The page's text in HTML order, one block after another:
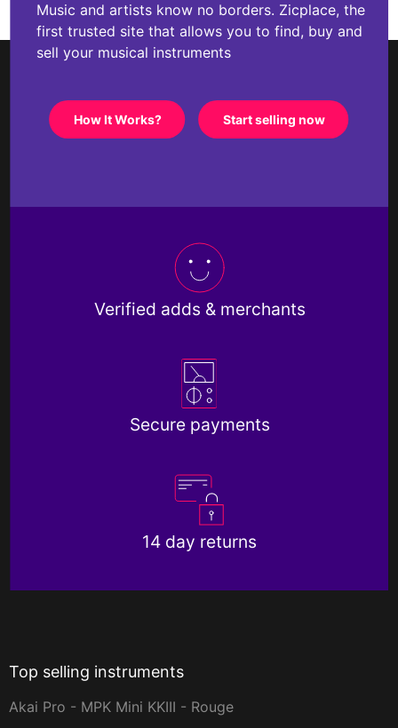
Music and artists know no borders. Zicplace, the
first trusted site that allows you to find, buy and
sell your musical instruments
How It Works? Start selling now
Verified adds & merchants
Secure payments
14 day returns
Top selling instruments
Akai Pro - MPK Mini KKIII - Rouge